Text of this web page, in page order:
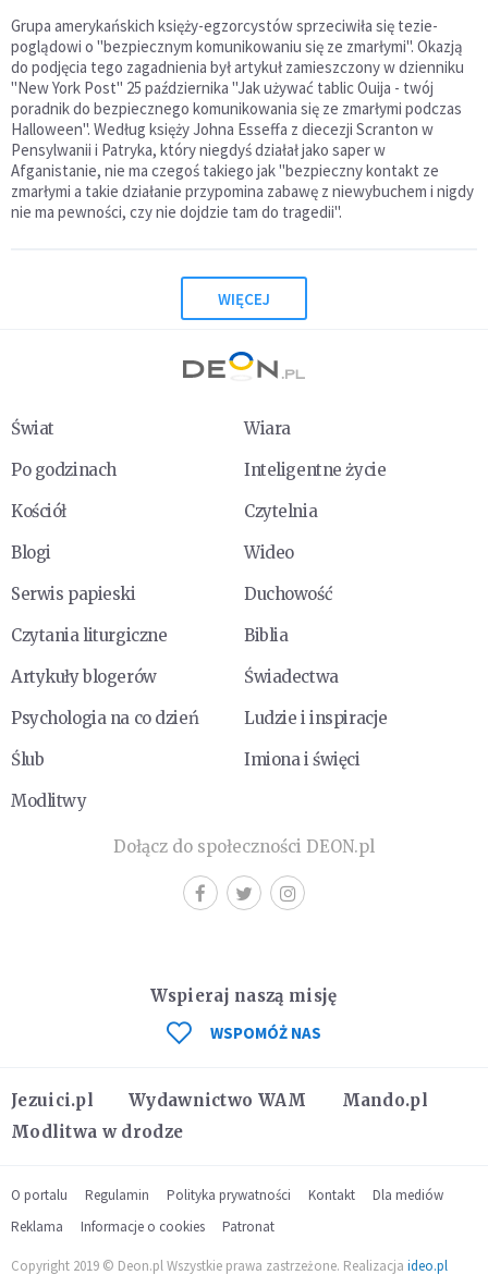
Grupa amerykańskich księży-egzorcystów sprzeciwiła się tezie-
poglądowi o "bezpiecznym komunikowaniu się ze zmarłymi". Okazją
do podjęcia tego zagadnienia był artykuł zamieszczony w dzienniku
"New York Post" 25 października "Jak używać tablic Ouija - twój
poradnik do bezpiecznego komunikowania się ze zmarłymi podczas
Halloween". Według księży Johna Esseffa z diecezji Scranton w
Pensylwanii i Patryka, który niegdyś działał jako saper w
Afganistanie, nie ma czegoś takiego jak "bezpieczny kontakt ze
zmarłymi a takie działanie przypomina zabawę z niewybuchem i nigdy
nie ma pewności, czy nie dojdzie tam do tragedii".
WIĘCEJ
Świat
Wiara
Po godzinach
Inteligentne życie
Kościół
Czytelnia
Blogi
Wideo
Serwis papieski
Duchowość
Czytania liturgiczne
Biblia
Artykuły blogerów
Świadectwa
Psychologia na co dzień
Ludzie i inspiracje
Ślub
Imiona i święci
Modlitwy
Dołącz do społeczności DEON.pl
Jezuici.pl Wydawnictwo WAM
Mando.pl
Modlitwa w drodze
Wspieraj naszą misję
WSPOMÓŻ NAS
O portalu Regulamin Polityka prywatności Kontakt
Dla mediów
Reklama
Informacje o cookies Patronat
Copyright 2019 © Deon.pl Wszystkie prawa zastrzeżone. Realizacja ideo.pl